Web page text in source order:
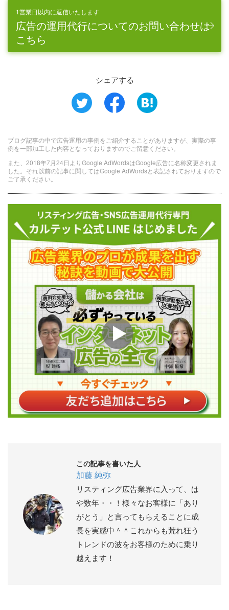
1営業日以内に返信いたします
広告の運用代行についてのお問い合わせは
こちら
シェアする
ブログ記事の中で広告運用の事例をご紹介することがありますが、実際の事
例を一部加工した内容となっておりますのでご留意ください。
また、2018年7月24日よりGoogle AdWordsはGoogle広告に名称変更されま
した。それ以前の記事に関してはGoogle AdWordsと表記されておりますので
ご了承ください。
この記事を書いた人
加藤 純弥
リスティング広告業界に入って、は
や数年・・！様々なお客様に「あり
がとう」と言ってもらえることに成
長を実感中＾＾これからも荒れ狂う
トレンドの波をお客様のために乗り
越えます！